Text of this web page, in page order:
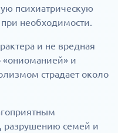
психиатрическую
необходимости.
и не вредная
«ониоманией» и
страдает около
разрушению семей и